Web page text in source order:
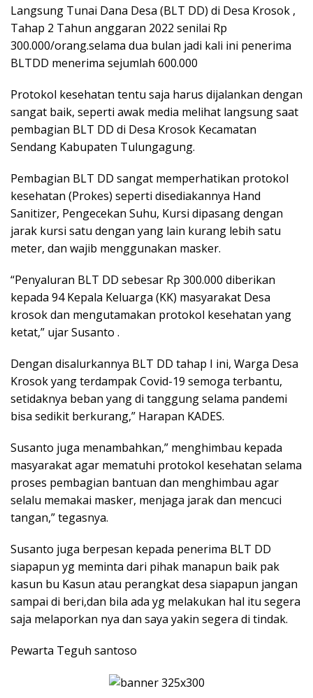
Langsung Tunai Dana Desa (BLT DD) di Desa Krosok ,
Tahap 2 Tahun anggaran 2022 senilai Rp
300.000/orang.selama dua bulan jadi kali ini penerima
BLTDD menerima sejumlah 600.000
Protokol kesehatan tentu saja harus dijalankan dengan
sangat baik, seperti awak media melihat langsung saat
pembagian BLT DD di Desa Krosok Kecamatan
Sendang Kabupaten Tulungagung.
Pembagian BLT DD sangat memperhatikan protokol
kesehatan (Prokes) seperti disediakannya Hand
Sanitizer, Pengecekan Suhu, Kursi dipasang dengan
jarak kursi satu dengan yang lain kurang lebih satu
meter, dan wajib menggunakan masker.
“Penyaluran BLT DD sebesar Rp 300.000 diberikan
kepada 94 Kepala Keluarga (KK) masyarakat Desa
krosok dan mengutamakan protokol kesehatan yang
ketat,” ujar Susanto .
Dengan disalurkannya BLT DD tahap I ini, Warga Desa
Krosok yang terdampak Covid-19 semoga terbantu,
setidaknya beban yang di tanggung selama pandemi
bisa sedikit berkurang,” Harapan KADES.
Susanto juga menambahkan,” menghimbau kepada
masyarakat agar mematuhi protokol kesehatan selama
proses pembagian bantuan dan menghimbau agar
selalu memakai masker, menjaga jarak dan mencuci
tangan,” tegasnya.
Susanto juga berpesan kepada penerima BLT DD
siapapun yg meminta dari pihak manapun baik pak
kasun bu Kasun atau perangkat desa siapapun jangan
sampai di beri,dan bila ada yg melakukan hal itu segera
saja melaporkan nya dan saya yakin segera di tindak.
Pewarta Teguh santoso